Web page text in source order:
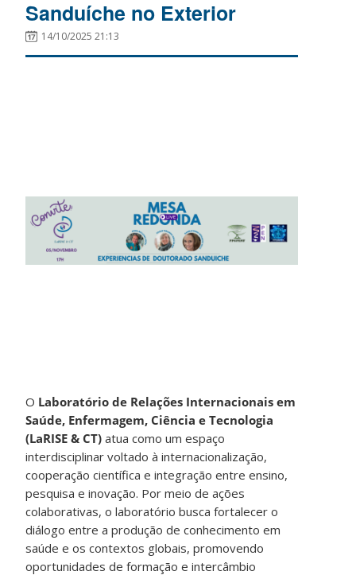
Sanduíche no Exterior
14/10/2025 21:13
O Laboratório de Relações Internacionais em
Saúde, Enfermagem, Ciência e Tecnologia
(LaRISE & CT) atua como um espaço
interdisciplinar voltado à internacionalização,
cooperação científica e integração entre ensino,
pesquisa e inovação. Por meio de ações
colaborativas, o laboratório busca fortalecer o
diálogo entre a produção de conhecimento em
saúde e os contextos globais, promovendo
oportunidades de formação e intercâmbio